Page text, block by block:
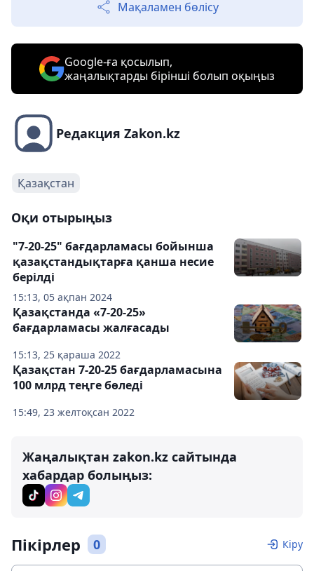
Мақаламен бөлісу
Google-ға қосылып,
жаңалықтарды бірінші болып оқыңыз
Редакция Zakon.kz
Қазақстан
Оқи отырыңыз
15:13, 05 ақпан 2024
"7-20-25" бағдарламасы бойынша
қазақстандықтарға қанша несие
берілді
15:13, 25 қараша 2022
Қазақстанда «7-20-25»
бағдарламасы жалғасады
15:49, 23 желтоқсан 2022
Қазақстан 7-20-25 бағдарламасына
100 млрд теңге бөледі
Жаңалықтан zakon.kz сайтында
хабардар болыңыз:
Пікірлер 0 Кіру